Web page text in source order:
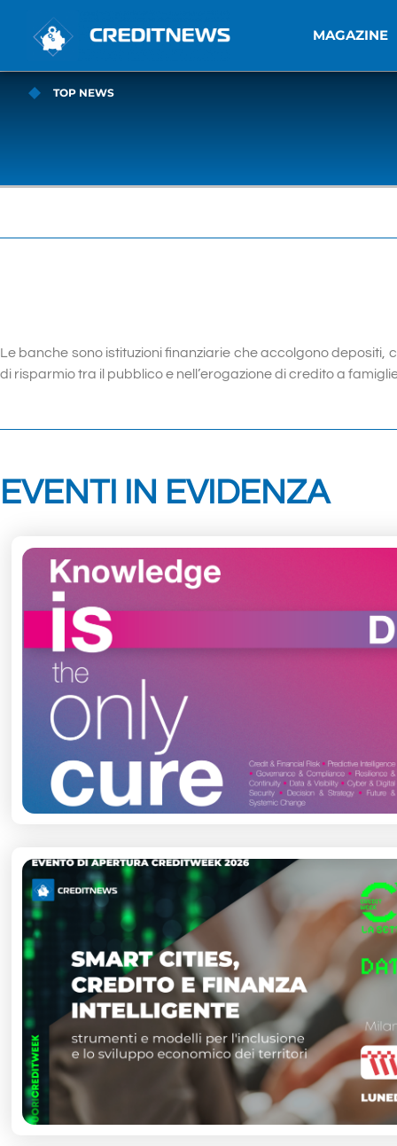
MAGAZINE
TOP NEWS
Le banche sono istituzioni finanziarie che accolgono
di risparmio tra il pubblico e nell’erogazione di credito a
EVENTI IN EVIDENZA